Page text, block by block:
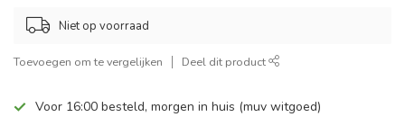
Niet op voorraad
Toevoegen om te vergelijken Deel dit product
Voor 16:00 besteld, morgen in huis (muv witgoed)